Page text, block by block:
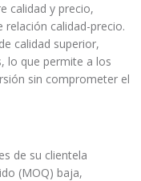
calidad y precio,
calidad-precio.
calidad superior,
lo que permite a los
sin comprometer el
de su clientela
(MOQ) baja,